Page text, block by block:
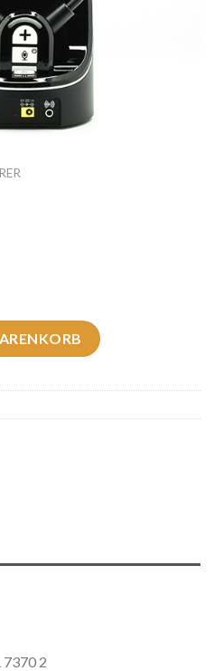
7370 2